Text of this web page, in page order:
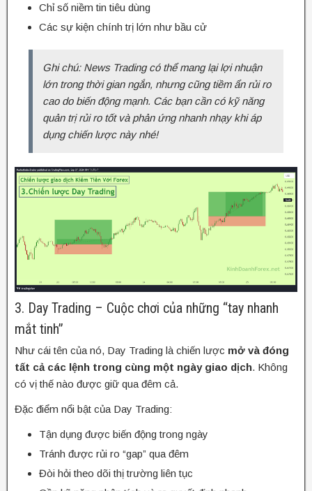
Chỉ số niềm tin tiêu dùng
Các sự kiện chính trị lớn như bầu cử
Ghi chú: News Trading có thể mang lại lợi nhuận
lớn trong thời gian ngắn, nhưng cũng tiềm ẩn rủi ro
cao do biến động mạnh. Các bạn cần có kỹ năng
quản trị rủi ro tốt và phản ứng nhanh nhạy khi áp
dụng chiến lược này nhé!
3. Day Trading – Cuộc chơi của những “tay nhanh
mắt tinh”
Như cái tên của nó, Day Trading là chiến lược mở và đóng
tất cả các lệnh trong cùng một ngày giao dịch. Không
có vị thế nào được giữ qua đêm cả.
Đặc điểm nổi bật của Day Trading:
Tận dụng được biến động trong ngày
Tránh được rủi ro “gap” qua đêm
Đòi hỏi theo dõi thị trường liên tục